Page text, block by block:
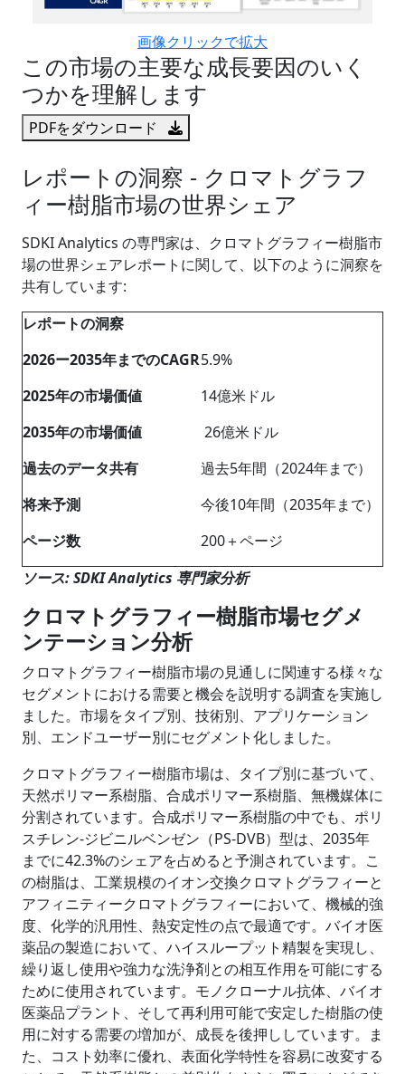
画像クリックで拡大
この市場の主要な成長要因のいく
つかを理解します
PDFをダウンロード
レポートの洞察 - クロマトグラフ
ィー樹脂市場の世界シェア
SDKI Analytics の専門家は、クロマトグラフィー樹脂市
場の世界シェアレポートに関して、以下のように洞察を
共有しています:
レポートの洞察
2026ー2035年までのCAGR5.9%
2025年の市場価値
14億米ドル
2035年の市場価値
26億米ドル
過去のデータ共有
過去5年間（2024年まで）
将来予測
今後10年間（2035年まで）
ページ数
200＋ページ
ソース: SDKI Analytics 専門家分析
クロマトグラフィー樹脂市場セグメ
ンテーション分析
クロマトグラフィー樹脂市場の見通しに関連する様々な
セグメントにおける需要と機会を説明する調査を実施し
ました。市場をタイプ別、技術別、アプリケーション
別、エンドユーザー別にセグメント化しました。
クロマトグラフィー樹脂市場は、タイプ別に基づいて、
天然ポリマー系樹脂、合成ポリマー系樹脂、無機媒体に
分割されています。合成ポリマー系樹脂の中でも、ポリ
スチレン-ジビニルベンゼン（PS-DVB）型は、2035年
までに42.3%のシェアを占めると予測されています。こ
の樹脂は、工業規模のイオン交換クロマトグラフィーと
アフィニティークロマトグラフィーにおいて、機械的強
度、化学的汎用性、熱安定性の点で最適です。バイオ医
薬品の製造において、ハイスループット精製を実現し、
繰り返し使用や強力な洗浄剤との相互作用を可能にする
ために使用されています。モノクローナル抗体、バイオ
医薬品プラント、そして再利用可能で安定した樹脂の使
用に対する需要の増加が、成長を後押ししています。ま
た、コスト効率に優れ、表面化学特性を容易に改変する